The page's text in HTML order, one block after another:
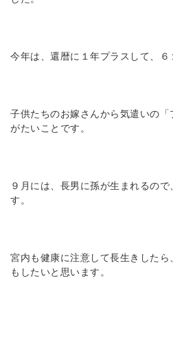
今年は、還暦に１年プラスして、６
子供たちのお嫁さんから気遣いの「
がたいことです。
９月には、長男に孫が生まれるの
す。
宮内も健康に注意して長生きした
もしたいと思います。